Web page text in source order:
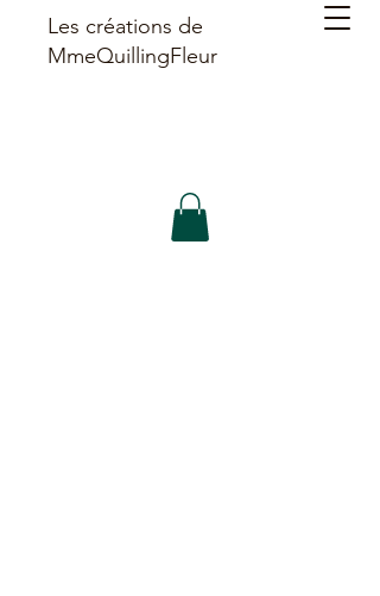
Les créations de
MmeQuillingFleur